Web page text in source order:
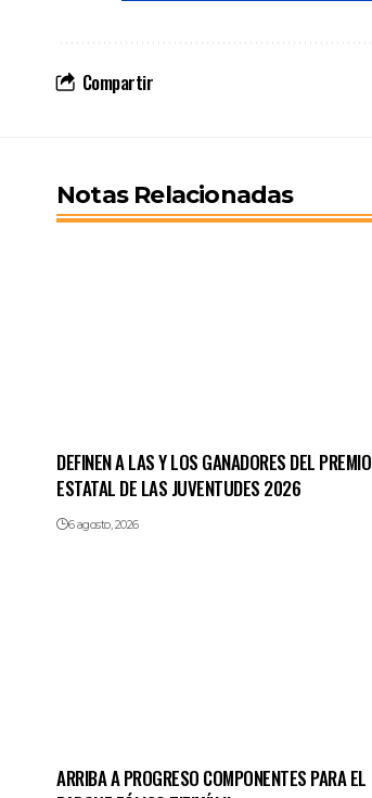
Compartir
Notas Relacionadas
DEFINEN A LAS Y LOS GANADORES DEL PREMIO
ESTATAL DE LAS JUVENTUDES 2026
6 agosto, 2026
ARRIBA A PROGRESO COMPONENTES PARA EL